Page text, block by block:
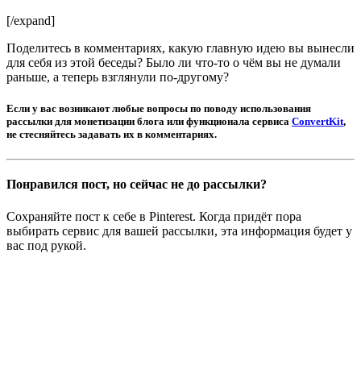
[/expand]
Поделитесь в комментариях, какую главную идею вы вынесли
для себя из этой беседы? Было ли что-то о чём вы не думали
раньше, а теперь взглянули по-другому?
Если у вас возникают любые вопросы по поводу использования
рассылки для монетизации блога или функционала сервиса ConvertKit,
не стесняйтесь задавать их в комментариях.
Понравился пост, но сейчас не до рассылки?
Сохраняйте пост к себе в Pinterest. Когда придёт пора
выбирать сервис для вашей рассылки, эта информация будет у
вас под рукой.